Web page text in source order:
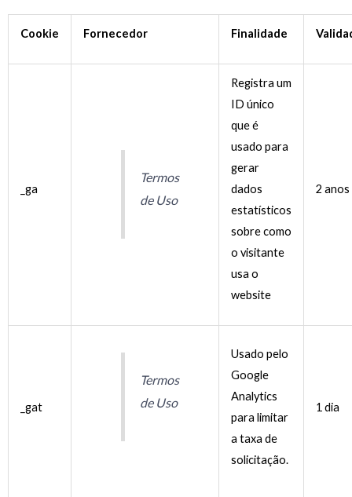
Cookie Fornecedor Finalidade
_ga
Termos
de Uso
Registra um
ID único
que é
usado para
gerar
dados
estatísticos
sobre como
o visitante
usa o
website
2 anos
_gat
Termos
de Uso
Usado pelo
Google
Analytics
para limitar
a taxa de
solicitação.
1 dia